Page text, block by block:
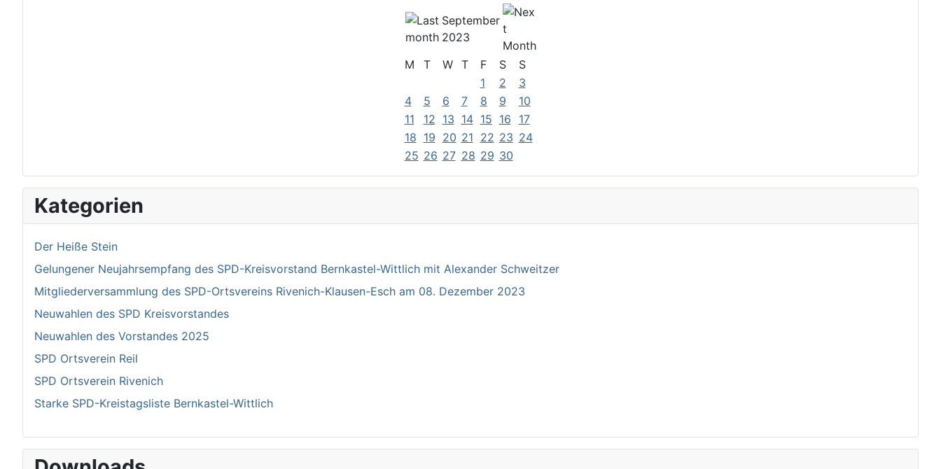
September
2023
M
T W T F S
S
1
2
3
4
5 6 7 8 9
10
11
12 13 14 15 16
17
18 19 20 21 22 23 24
25 26 27 28 29 30
Kategorien
Der Heiße Stein
Gelungener Neujahrsempfang des SPD-Kreisvorstand Bernkastel-Wittlich mit Alexander Schweitzer
Mitgliederversammlung des SPD-Ortsvereins Rivenich-Klausen-Esch am 08. Dezember 2023
Neuwahlen des SPD Kreisvorstandes
Neuwahlen des Vorstandes 2025
SPD Ortsverein Reil
SPD Ortsverein Rivenich
Starke SPD-Kreistagsliste Bernkastel-Wittlich